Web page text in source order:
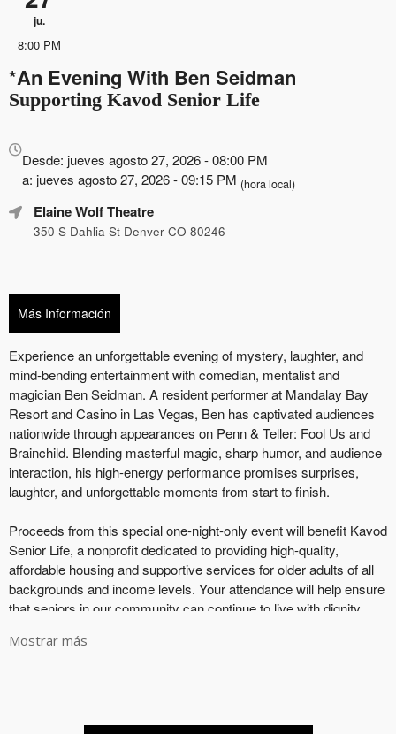
ju.
8:00 PM
*An Evening With Ben Seidman
Supporting Kavod Senior Life
sobre
Marketing,
y
Publicidad
Desde: jueves agosto 27, 2026 - 08:00 PM
a: jueves agosto 27, 2026 - 09:15 PM (hora local)
Elaine Wolf Theatre
350 S Dahlia St Denver CO 80246
Más Información
Mostrar más